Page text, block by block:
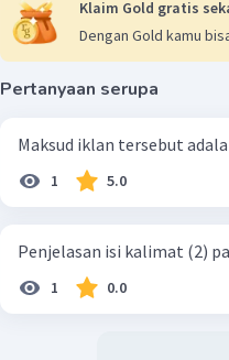
Klaim Gold gratis
Dengan Gold kamu
Pertanyaan serupa
Maksud iklan tersebut
1 5.0
Penjelasan isi kalimat (2)
1 0.0